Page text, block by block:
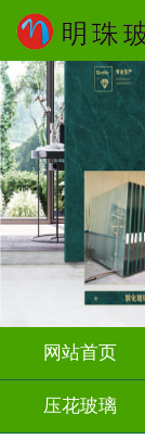
网站首页
压花玻璃